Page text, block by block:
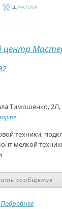
центр
Тимошенко, 2Л,
техники,
мелкой
сообщение
Подробнее